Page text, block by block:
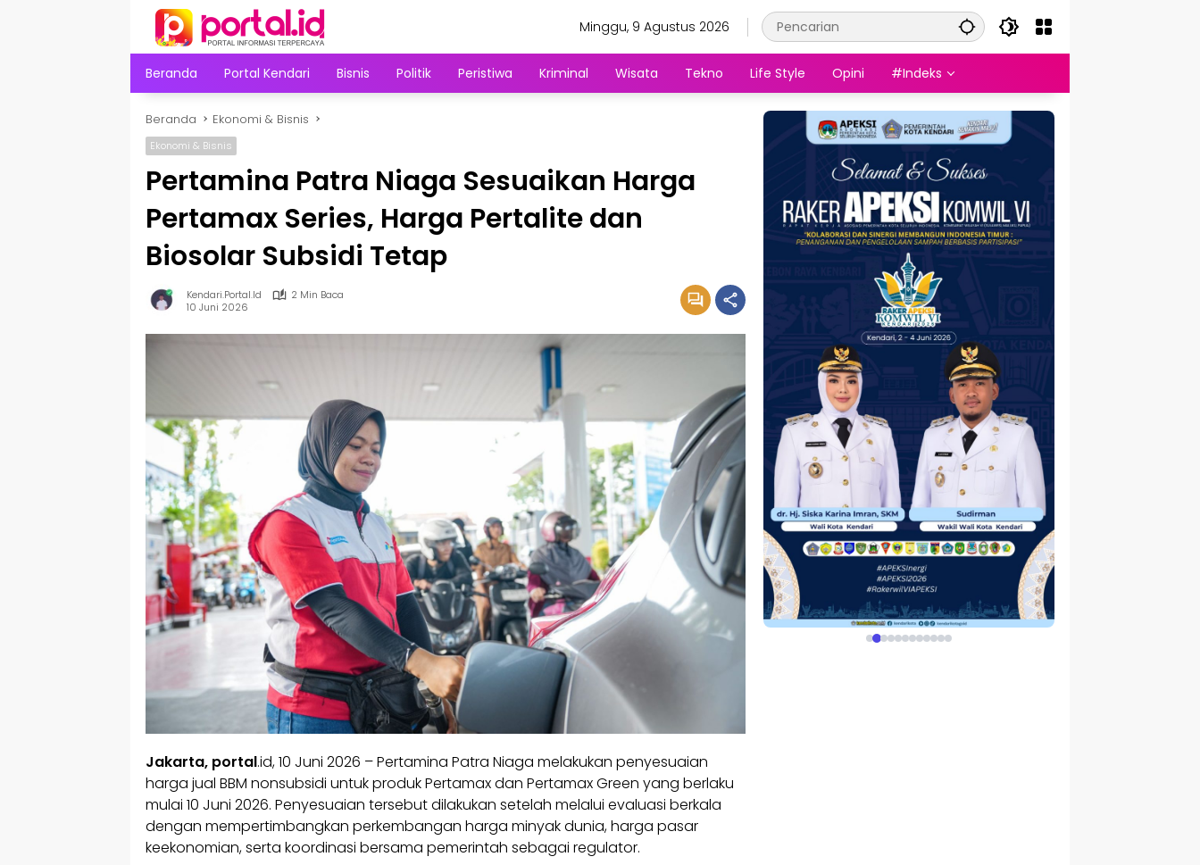
Minggu, 9 Agustus 2026
Beranda Portal Kendari Bisnis Politik Peristiwa Kriminal Wisata Tekno Life Style Opini #Indeks
Beranda Ekonomi & Bisnis
Ekonomi & Bisnis
Pertamina Patra Niaga Sesuaikan Harga
Pertamax Series, Harga Pertalite dan
Biosolar Subsidi Tetap
Kendari.portal.id
2 Min Baca
10 Juni 2026
Jakarta, portal.id, 10 Juni 2026 – Pertamina Patra Niaga melakukan penyesuaian
harga jual BBM nonsubsidi untuk produk Pertamax dan Pertamax Green yang berlaku
mulai 10 Juni 2026. Penyesuaian tersebut dilakukan setelah melalui evaluasi berkala
dengan mempertimbangkan perkembangan harga minyak dunia, harga pasar
keekonomian, serta koordinasi bersama pemerintah sebagai regulator.